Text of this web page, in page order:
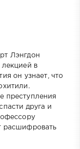
Лэнгдон
лекцией в
он узнает, что
преступления
друга и
расшифровать